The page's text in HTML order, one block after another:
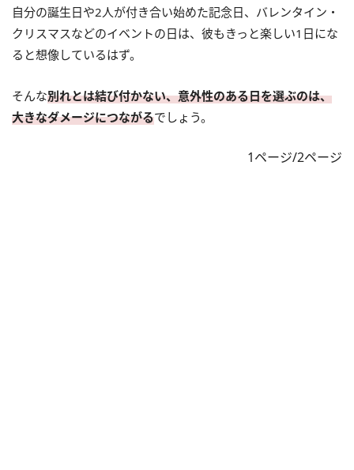
自分の誕生日や2人が付き合い始めた記念日、バレンタイン・
クリスマスなどのイベントの日は、彼もきっと楽しい1日にな
ると想像しているはず。
そんな別れとは結び付かない、意外性のある日を選ぶのは、
大きなダメージにつながるでしょう。
1ページ/2ページ